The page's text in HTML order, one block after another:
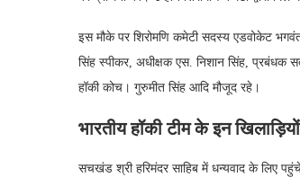
इस मौके पर शिरोमणि कमेटी सदस्य एडवोकेट
सिंह स्पीकर, अधीक्षक एस. निशान सिंह, प्रबंधक
हॉकी कोच। गुरुमीत सिंह आदि मौजूद रहे।
भारतीय हॉकी टीम के इन
सचखंड श्री हरिमंदर साहिब में धन्यवाद के लिए